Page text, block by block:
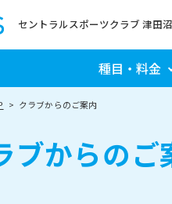
セントラルスポーツクラブ 津田沼
種目・料金
クラブからのご案内
ブからのご